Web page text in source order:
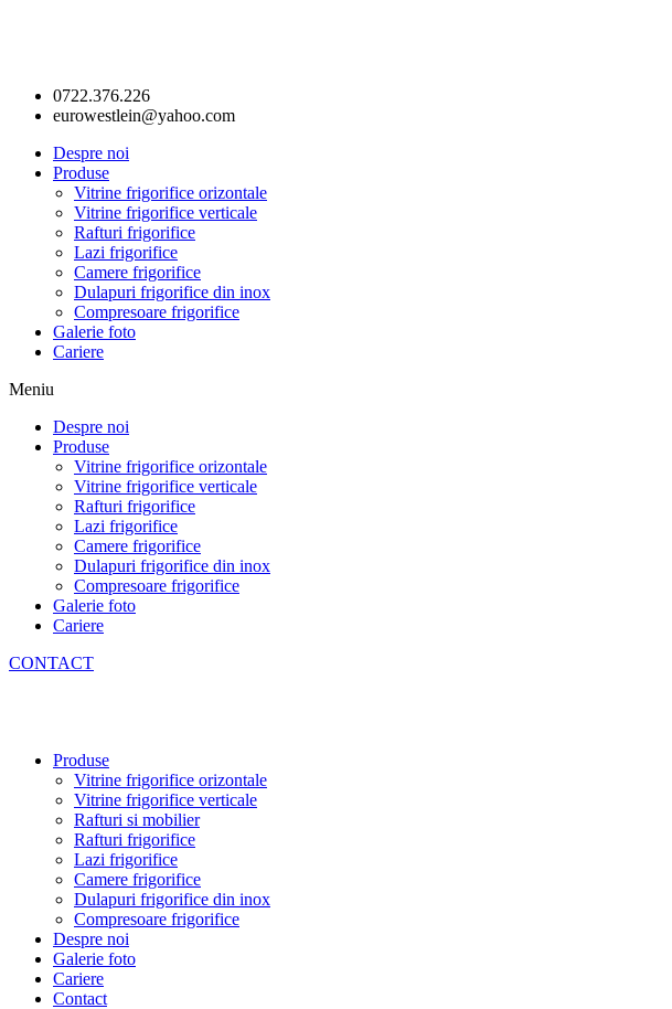
0722.376.226
eurowestlein@yahoo.com
Despre noi
Produse
Vitrine frigorifice orizontale
Vitrine frigorifice verticale
Rafturi frigorifice
Lazi frigorifice
Camere frigorifice
Dulapuri frigorifice din inox
Compresoare frigorifice
Galerie foto
Cariere
Meniu
Despre noi
Produse
Vitrine frigorifice orizontale
Vitrine frigorifice verticale
Rafturi frigorifice
Lazi frigorifice
Camere frigorifice
Dulapuri frigorifice din inox
Compresoare frigorifice
Galerie foto
Cariere
CONTACT
Produse
Vitrine frigorifice orizontale
Vitrine frigorifice verticale
Rafturi si mobilier
Rafturi frigorifice
Lazi frigorifice
Camere frigorifice
Dulapuri frigorifice din inox
Compresoare frigorifice
Despre noi
Galerie foto
Cariere
Contact